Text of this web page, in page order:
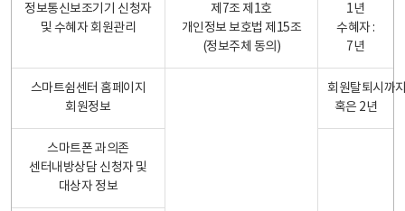
정보통신보조기기 신청자
및 수혜자 회원관리
제7조 제1호
개인정보 보호법 제15조
(정보주체 동의)
1년
수혜자 :
7년
스마트쉼센터 홈페이지
회원정보
회원탈퇴시까
혹은 2년
스마트폰 과의존
센터내방상담 신청자 및
대상자 정보